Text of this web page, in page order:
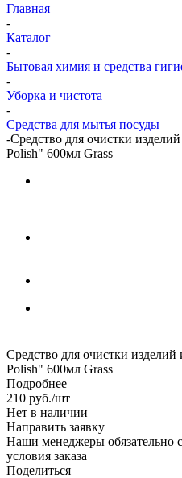
Главная
-
Каталог
-
Бытовая химия и средства
-
Уборка и чистота
-
Средства для мытья посуды
-Средство для очистки
Polish" 600мл Grass
Средство для очистки
Polish" 600мл Grass
Подробнее
210 руб./шт
Нет в наличии
Направить заявку
Наши менеджеры обязательно
условия заказа
Поделиться